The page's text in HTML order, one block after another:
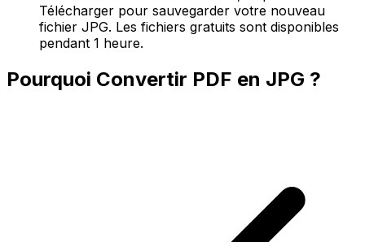
Télécharger pour sauvegarder votre nouveau
fichier JPG. Les fichiers gratuits sont disponibles
pendant 1 heure.
Pourquoi Convertir PDF en JPG ?